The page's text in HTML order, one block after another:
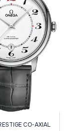
CO-AXIAL